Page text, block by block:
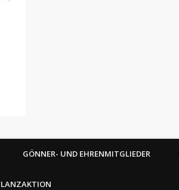
GÖNNER- UND EHRENMITGLIEDER